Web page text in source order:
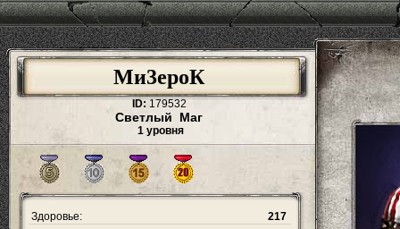
Ми3ероК
ID: 179532
Светлый Маг
1 уровня
Здоровье:
217